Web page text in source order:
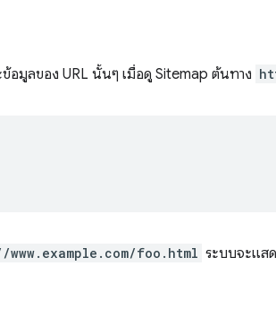
อมูลของ URL นั้นๆ เมื่อดู Sitemap ต้นทาง
foo.html ระบบจะแส